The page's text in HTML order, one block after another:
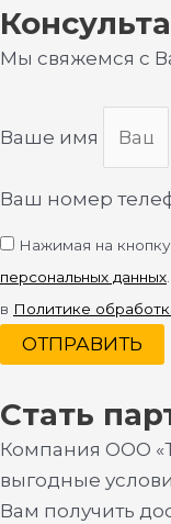
Мы свяжемся с
Ваше имя
Ваш номер
Нажимая на
персональных данных
в Политике
ОТПРАВИТЬ
Стать
Компания ООО
выгодные
Вам получить